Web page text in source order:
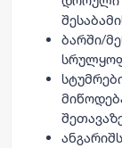
ბარში/